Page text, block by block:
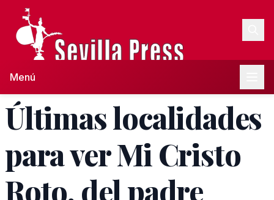
Menú
Últimas localidades
para ver Mi Cristo
Roto, del padre